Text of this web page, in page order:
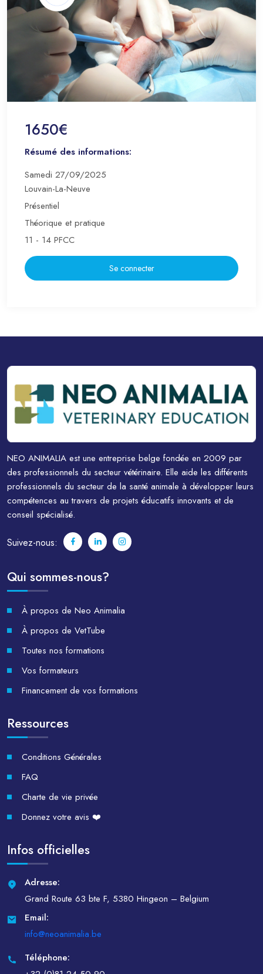
1650€
Résumé des informations:
Samedi 27/09/2025
Louvain-La-Neuve
Présentiel
Théorique et pratique
11 - 14 PFCC
Se connecter
NEO ANIMALIA est une entreprise belge fondée en 2009 par
des professionnels du secteur vétérinaire. Elle aide les différents
professionnels du secteur de la santé animale à développer leurs
compétences au travers de projets éducatifs innovants et de
conseil spécialisé.
Suivez-nous:
Qui sommes-nous?
À propos de Neo Animalia
À propos de VetTube
Toutes nos formations
Vos formateurs
Financement de vos formations
Ressources
Conditions Générales
FAQ
Charte de vie privée
Donnez votre avis ❤️
Infos officielles
Adresse:
Grand Route 63 bte F, 5380 Hingeon – Belgium
Email:
info@neoanimalia.be
Téléphone: